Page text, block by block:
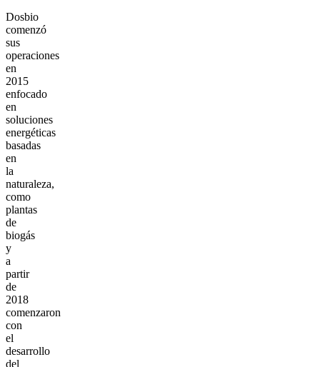
Dosbio
comenzó
sus
operaciones
en
2015
enfocado
en
soluciones
energéticas
basadas
en
la
naturaleza,
como
plantas
de
biogás
y
a
partir
de
2018
comenzaron
con
el
desarrollo
del